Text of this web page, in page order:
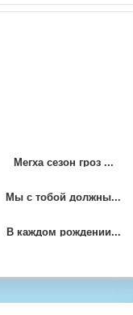
Мегха сезон гроз ...
Мы с тобой должны...
В каждом рождении...